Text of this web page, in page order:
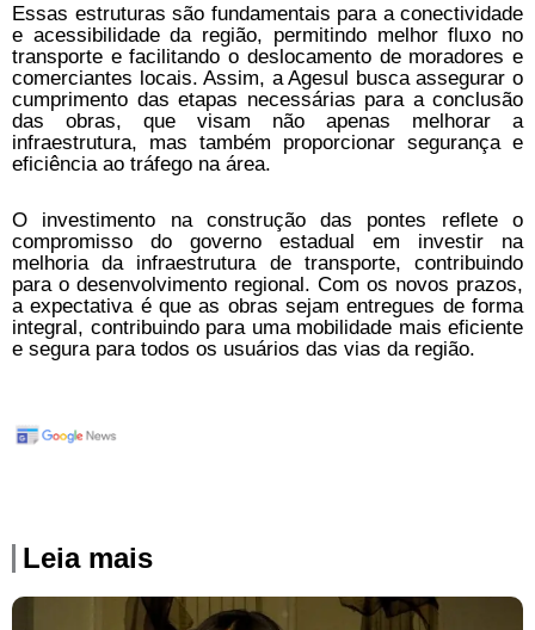
Essas estruturas são fundamentais para a conectividade
e acessibilidade da região, permitindo melhor fluxo no
transporte e facilitando o deslocamento de moradores e
comerciantes locais. Assim, a Agesul busca assegurar o
cumprimento das etapas necessárias para a conclusão
das obras, que visam não apenas melhorar a
infraestrutura, mas também proporcionar segurança e
eficiência ao tráfego na área.
O investimento na construção das pontes reflete o
compromisso do governo estadual em investir na
melhoria da infraestrutura de transporte, contribuindo
para o desenvolvimento regional. Com os novos prazos,
a expectativa é que as obras sejam entregues de forma
integral, contribuindo para uma mobilidade mais eficiente
e segura para todos os usuários das vias da região.
Leia mais